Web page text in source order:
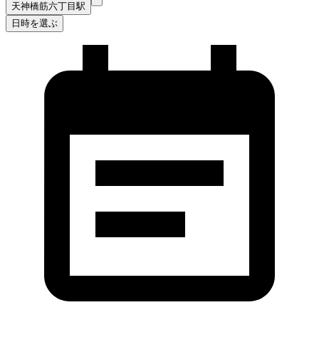
天神橋筋六丁目駅
日時を選ぶ